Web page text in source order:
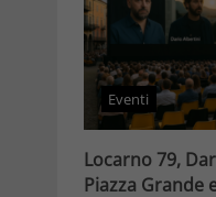
Eventi
Locarno 79,
Piazza Grande